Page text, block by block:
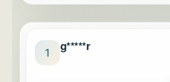
1 g*****r